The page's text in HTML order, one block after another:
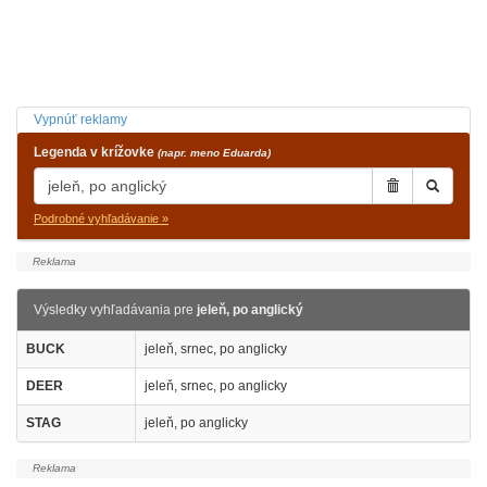
Vypnúť reklamy
Legenda v krížovke (napr. meno Eduarda)
Podrobné vyhľadávanie »
Výsledky vyhľadávania pre jeleň, po anglický
BUCK jeleň, srnec, po anglicky
DEER jeleň, srnec, po anglicky
STAG jeleň, po anglicky